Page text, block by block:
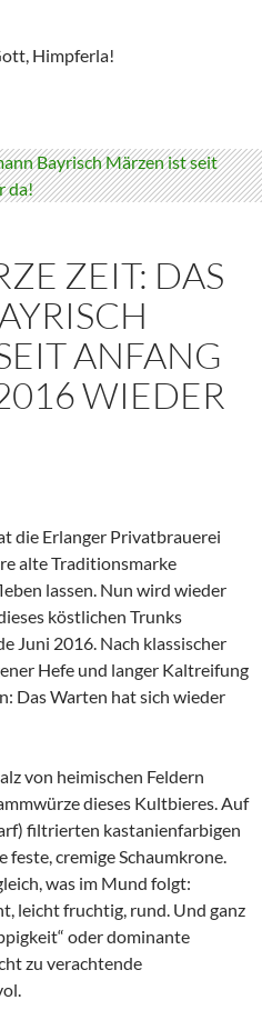
Himpferla!
ZEIT: DAS
ANFANG
WIEDER
die Erlanger Privatbrauerei
alte Traditionsmarke
lassen. Nun wird wieder
köstlichen Trunks
Juni 2016. Nach klassischer
Hefe und langer Kaltreifung
Das Warten hat sich wieder
von heimischen Feldern
dieses Kultbieres. Auf
filtrierten kastanienfarbigen
feste, cremige Schaumkrone.
was im Mund folgt:
leicht fruchtig, rund. Und ganz
oder dominante
zu verachtende